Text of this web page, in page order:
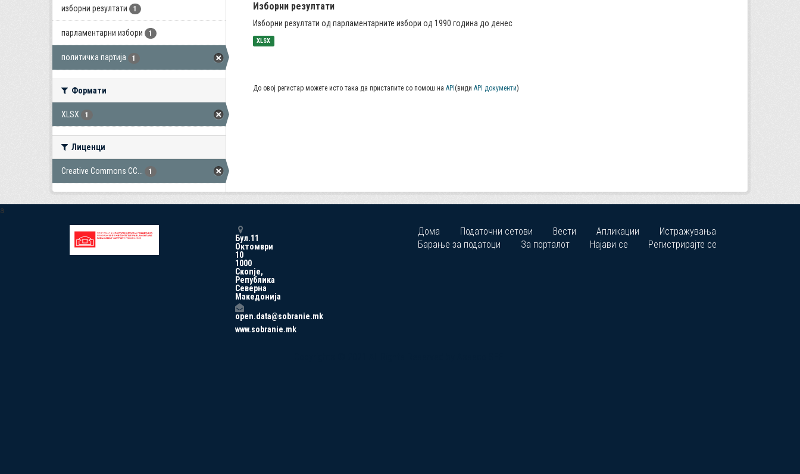
изборни резултати 1
парламентарни избори 1
политичка партија 1
Формати
XLSX 1
Лиценци
Creative Commons CC... 1
Изборни резултати
Изборни резултати од парламентарните избори од 1990 година до денес
XLSX
До овој регистар можете исто така да пристапите со помош на API (види API документи)
a
Бул.11
Октомври
10
1000
Скопје,
Република
Северна
Македонија
open.data@sobranie.mk
www.sobranie.mk
Дома Податочни сетови Вести Апликации
Истражувања
Барање за податоци
За порталот Најави се Регистрирајте се